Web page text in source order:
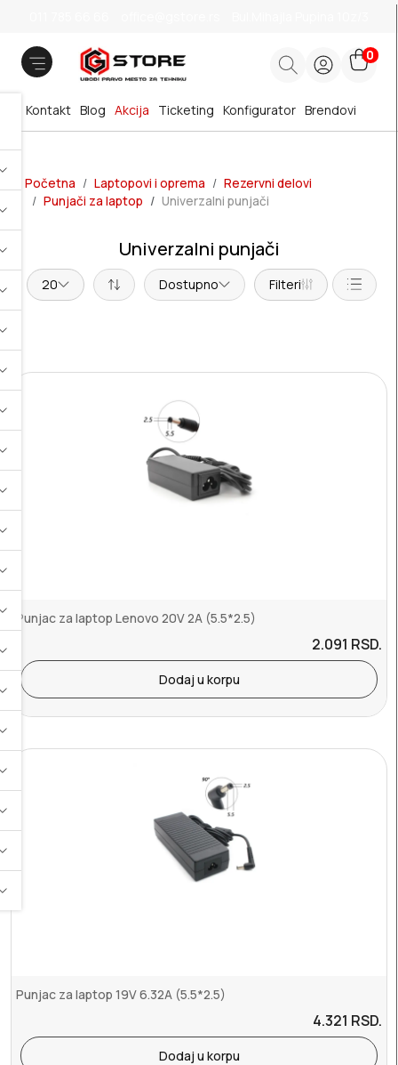
0
Brendovi
Blog Akcija
Kontakt Ticketing Konfigurator
Početna Laptopovi i oprema
Rezervni delovi
Punjači za laptop
Univerzalni punjači
Univerzalni punjači
20 Dostupno Filteri
Punjac za laptop Lenovo 20V 2A (5.5*2.5)
2.091 RSD.
Dodaj u korpu
Punjac za laptop 19V 6.32A (5.5*2.5)
4.321 RSD.
Dodaj u korpu